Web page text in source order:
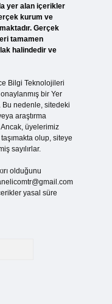
yer alan içerikler
kurum ve
Gerçek
tamamen
halindedir ve
Bilgi Teknolojileri
bir Yer
Bu nedenle, sitedeki
araştırma
üyelerimiz
olup, siteye
sayılırlar.
olduğunu
yasal süre